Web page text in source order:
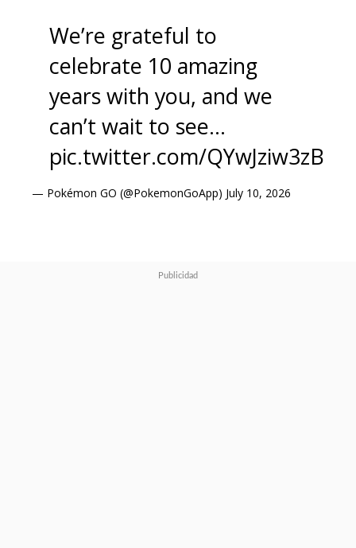
We’re grateful to
celebrate 10 amazing
years with you, and we
can’t wait to see…
pic.twitter.com/QYwJziw3zB
— Pokémon GO (@PokemonGoApp) July 10, 2026